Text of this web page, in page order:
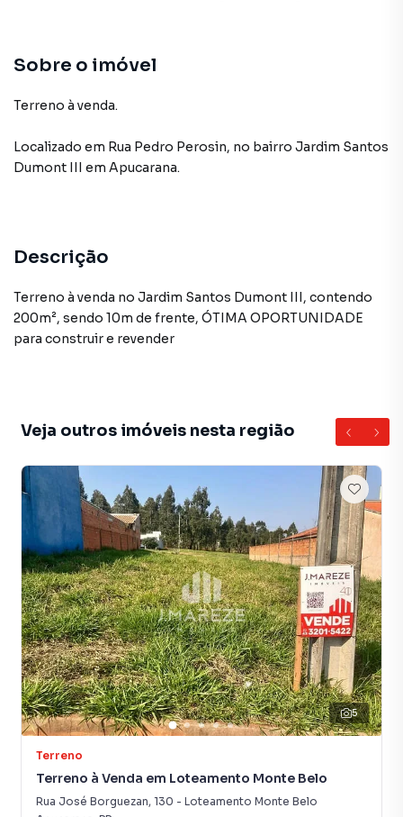
Sobre o imóvel
Terreno à venda.
Localizado em Rua Pedro Perosin, no bairro Jardim Santos
Dumont III em Apucarana.
Descrição
Terreno à venda no Jardim Santos Dumont III, contendo
200m², sendo 10m de frente, ÓTIMA OPORTUNIDADE
para construir e revender
Veja outros imóveis nesta região
5
Terreno
Terreno à Venda em Loteamento Monte Belo
Rua José Borguezan, 130 - Loteamento Monte Belo